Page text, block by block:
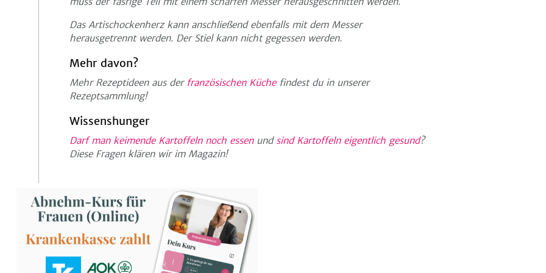
Das Artischockenherz kann anschließend ebenfalls mit dem Messer
herausgetrennt werden. Der Stiel kann nicht gegessen werden.
Mehr davon?
Mehr Rezeptideen aus der französischen Küchefindest du in unserer
Rezeptsammlung!
Wissenshunger
Darf man keimende Kartoffeln noch essenund sind Kartoffeln eigentlich gesund?
Diese Fragen klären wir im Magazin!